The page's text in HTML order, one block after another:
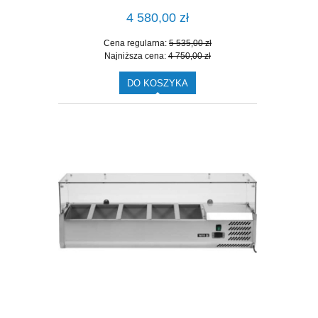
4 580,00 zł
Cena regularna: 5 535,00 zł
Najniższa cena: 4 750,00 zł
DO KOSZYKA